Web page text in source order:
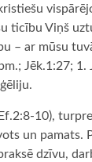
ticību Viņš
– ar mūsu
Jēk.1:27;
10),
un pamats.
dzīvu,